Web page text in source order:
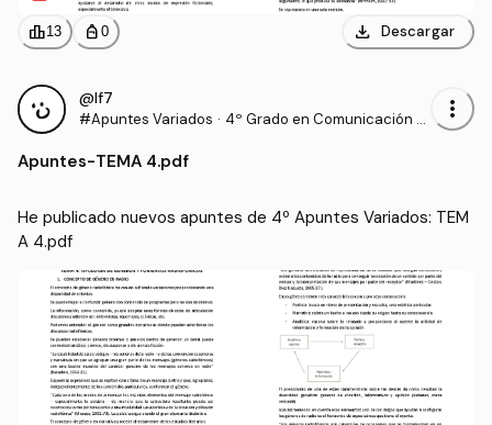
leaderboard13 personal_bag 0 download Descargar
@lf7
#Apuntes Variados · 4º Grado en Comunicación A
more_vert
Apuntes-TEMA 4.pdf
He publicado nuevos apuntes de 4º Apuntes Variados: TEM
A 4.pdf